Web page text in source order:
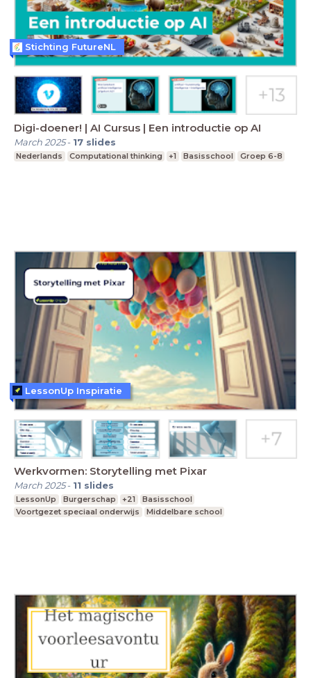
Digi-doener! | AI Cursus | Een introductie op AI
March 2025- 17 slides
Nederlands Computational thinking +1 Basisschool Groep 6-8
Stichting FutureNL
Werkvormen: Storytelling met Pixar
March 2025- 11 slides
LessonUp Burgerschap +21
Basisschool
Voortgezet speciaal onderwijs
Middelbare school
LessonUp Inspiratie